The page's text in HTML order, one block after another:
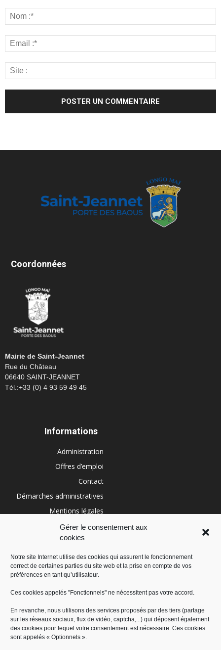
Gérer le consentement aux
cookies
Notre site Internet utilise des cookies qui assurent le fonctionnement
correct de certaines parties du site web et la prise en compte de vos
préférences en tant qu’utilisateur.
Ces cookies appelés "Fonctionnels" ne nécessitent pas votre accord.
En revanche, nous utilisons des services proposés par des tiers (partage
sur les réseaux sociaux, flux de vidéo, captcha,...) qui déposent également
des cookies pour lequel votre consentement est nécessaire. Ces cookies
sont appelés « Optionnels ».
Coordonnées
Mairie de Saint-Jeannet
Rue du Château
06640 SAINT-JEANNET
Tél.:+33 (0) 4 93 59 49 45
Informations
Administration
Offres d’emploi
Contact
Démarches administratives
Mentions légales
Conditions générales
Politique de cookies (UE)
RÉGION SUD